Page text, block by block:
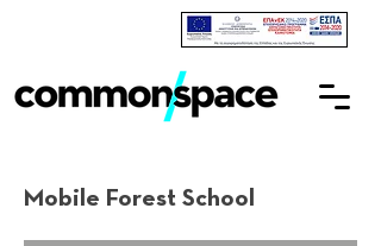
Mobile Forest School